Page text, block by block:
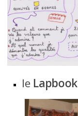
le Lapbook